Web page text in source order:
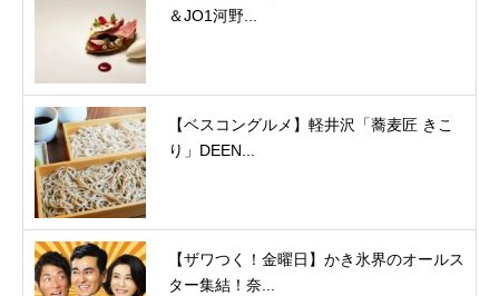
＆JO1河野...
【ベスコングルメ】軽井沢「蕎麦匠 きこ
り」DEEN...
【ザワつく！金曜日】かき氷界のオールス
ター集結！奈...